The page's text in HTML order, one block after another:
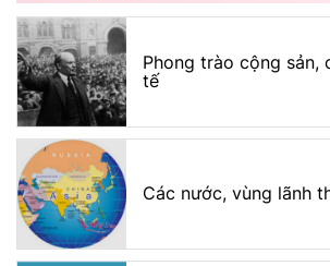
Phong trào cộng sản,
tế
Các nước, vùng lãnh